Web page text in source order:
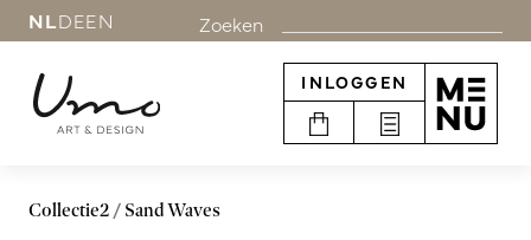
NLDEEN Zoeken
INLOGGEN
Collectie2 Sand Waves